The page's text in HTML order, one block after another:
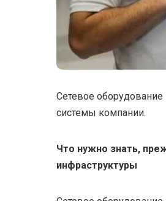
Сетевое оборудование
системы компании.
Что нужно знать,
инфраструктуры